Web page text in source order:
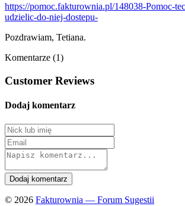
https://pomoc.fakturownia.pl/148038-Pomoc-
udzielic-do-niej-dostepu-
Pozdrawiam, Tetiana.
Komentarze (1)
Customer Reviews
Dodaj komentarz
© 2026 Fakturownia — Forum Sugestii